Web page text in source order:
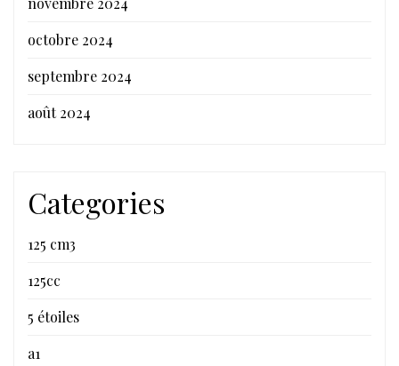
octobre 2024
septembre 2024
août 2024
Categories
125 cm3
125cc
5 étoiles
a1